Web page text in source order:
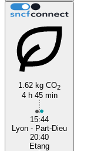
1.62 kg CO2
4 h 45 min
15:44
Lyon - Part-Dieu
20:40
Etang